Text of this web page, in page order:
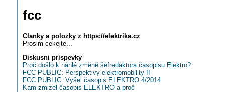
fcc
Clanky a polozky z https://elektrika.cz
Prosim cekejte...
Diskusni prispevky
Proč došlo k náhlé změně šéfredaktora časopisu Elektro?
FCC PUBLIC: Perspektivy elektromobility II
FCC PUBLIC: Vyšel časopis ELEKTRO 4/2014
Kam zmizel časopis ELEKTRO a proč